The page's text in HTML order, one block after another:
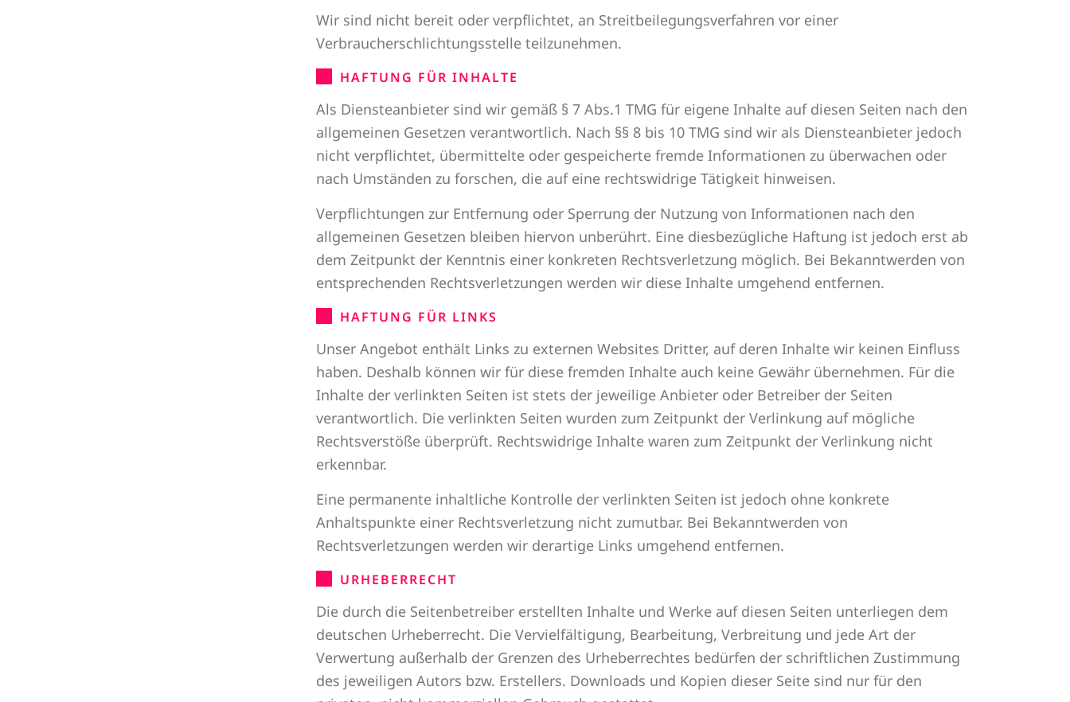
Wir sind nicht bereit oder verpflichtet, an Streitbeilegungsverfahren vor einer
Verbraucherschlichtungsstelle teilzunehmen.
HAFTUNG FÜR INHALTE
Als Diensteanbieter sind wir gemäß § 7 Abs.1 TMG für eigene Inhalte auf diesen Seiten nach den
allgemeinen Gesetzen verantwortlich. Nach §§ 8 bis 10 TMG sind wir als Diensteanbieter jedoch
nicht verpflichtet, übermittelte oder gespeicherte fremde Informationen zu überwachen oder
nach Umständen zu forschen, die auf eine rechtswidrige Tätigkeit hinweisen.
Verpflichtungen zur Entfernung oder Sperrung der Nutzung von Informationen nach den
allgemeinen Gesetzen bleiben hiervon unberührt. Eine diesbezügliche Haftung ist jedoch erst ab
dem Zeitpunkt der Kenntnis einer konkreten Rechtsverletzung möglich. Bei Bekanntwerden von
entsprechenden Rechtsverletzungen werden wir diese Inhalte umgehend entfernen.
HAFTUNG FÜR LINKS
Unser Angebot enthält Links zu externen Websites Dritter, auf deren Inhalte wir keinen Einfluss
haben. Deshalb können wir für diese fremden Inhalte auch keine Gewähr übernehmen. Für die
Inhalte der verlinkten Seiten ist stets der jeweilige Anbieter oder Betreiber der Seiten
verantwortlich. Die verlinkten Seiten wurden zum Zeitpunkt der Verlinkung auf mögliche
Rechtsverstöße überprüft. Rechtswidrige Inhalte waren zum Zeitpunkt der Verlinkung nicht
erkennbar.
Eine permanente inhaltliche Kontrolle der verlinkten Seiten ist jedoch ohne konkrete
Anhaltspunkte einer Rechtsverletzung nicht zumutbar. Bei Bekanntwerden von
Rechtsverletzungen werden wir derartige Links umgehend entfernen.
URHEBERRECHT
Die durch die Seitenbetreiber erstellten Inhalte und Werke auf diesen Seiten unterliegen dem
deutschen Urheberrecht. Die Vervielfältigung, Bearbeitung, Verbreitung und jede Art der
Verwertung außerhalb der Grenzen des Urheberrechtes bedürfen der schriftlichen Zustimmung
des jeweiligen Autors bzw. Erstellers. Downloads und Kopien dieser Seite sind nur für den